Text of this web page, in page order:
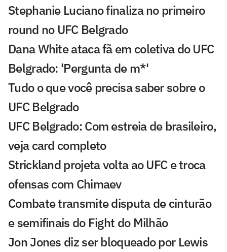
Stephanie Luciano finaliza no primeiro
round no UFC Belgrado
Dana White ataca fã em coletiva do UFC
Belgrado: 'Pergunta de m*'
Tudo o que você precisa saber sobre o
UFC Belgrado
UFC Belgrado: Com estreia de brasileiro,
veja card completo
Strickland projeta volta ao UFC e troca
ofensas com Chimaev
Combate transmite disputa de cinturão
e semifinais do Fight do Milhão
Jon Jones diz ser bloqueado por Lewis